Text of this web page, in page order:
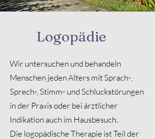
Logopädie
Wir untersuchen und behandeln
Menschen jeden Alters mit Sprach-,
Sprech-, Stimm- und Schluckstörungen
in der Praxis oder bei ärztlicher
Indikation auch im Hausbesuch.
Die logopädische Therapie ist Teil der